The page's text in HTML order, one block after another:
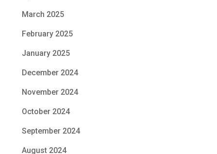
March 2025
February 2025
January 2025
December 2024
November 2024
October 2024
September 2024
August 2024